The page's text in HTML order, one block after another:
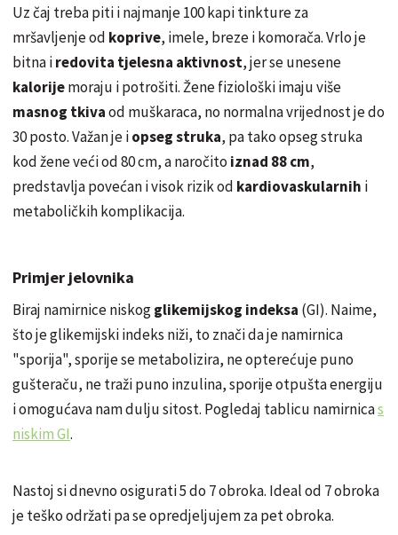
Uz čaj treba piti i najmanje 100 kapi tinkture za
mršavljenje od koprive, imele, breze i komorača. Vrlo je
bitna iredovita tjelesna aktivnost, jer seunesene
kalorijemoraju i potrošiti. Žene fiziološki imaju više
masnog tkivaod muškaraca, no normalna vrijednost je do
30 posto. Važan je iopseg struka, pa tako opseg struka
kod žene veći od 80 cm, a naročito iznad 88 cm,
predstavlja povećan i visok rizik od kardiovaskularnih i
metaboličkih komplikacija.
Primjer jelovnika
Biraj namirnice niskogglikemijskog indeksa (GI). Naime,
što je glikemijski indeks niži, to znači da je namirnica
"sporija", sporije se metabolizira, ne opterećuje puno
gušteraču, ne traži puno inzulina, sporije otpušta energiju
i omogućava nam dulju sitost. Pogledaj tablicu namirnicas
niskim GI.
Nastoj si dnevno osigurati 5 do 7 obroka. Ideal od 7 obroka
je teško održati pa se opredjeljujem za pet obroka.